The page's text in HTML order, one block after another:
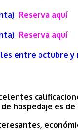
Reserva aquí
Reserva aquí
entre octubre y
hospedaje es de